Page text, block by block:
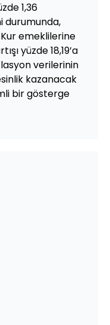
1,36
durumunda,
emeklilerine
yüzde 18,19’a
verilerinin
kazanacak
bir gösterge